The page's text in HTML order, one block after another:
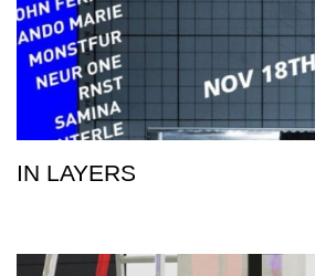
IN LAYERS